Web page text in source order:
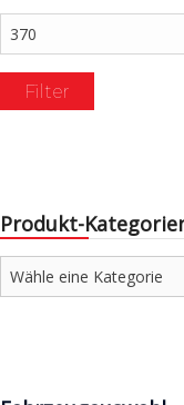
Max.
Preis
Filter
Produkt-